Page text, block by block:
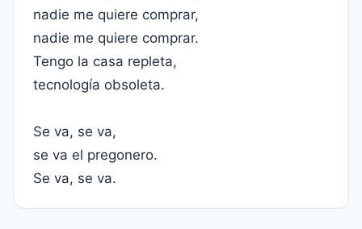
nadie me quiere comprar,
nadie me quiere comprar.
Tengo la casa repleta,
tecnología obsoleta.
Se va, se va,
se va el pregonero.
Se va, se va.